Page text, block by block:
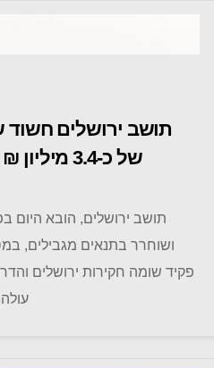
תושב ירושלים חשוד
של כ-3.4 מיליון ₪ מהשכרה של 9 דירות
תושב ירושלים, הובא היום
ושוחרר בתנאים מגבילים,
פקיד שומה חקירות ירושלים
עולה